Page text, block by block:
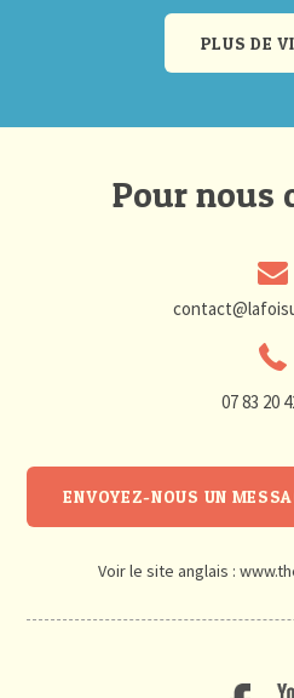
PLUS DE
Pour nous
07 83 20
ENVOYEZ-NOUS UN
Voir le site anglais :